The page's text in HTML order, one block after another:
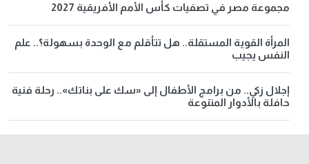
مجموعة مصر في تصفيات كأس الأمم الأفريقية 2027
المرأة القوية المستقلة.. هل تتأقلم مع الوحدة بسهولة؟.. علم
النفس يجيب
إجلال زكي.. من برامج الأطفال إلى «سك على بناتك».. رحلة فنية
حافلة بالأدوار المتنوعة